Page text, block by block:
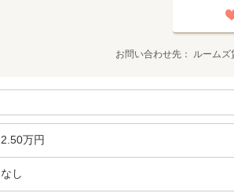
お問い合わせ先 ルーム
2.50万円
なし